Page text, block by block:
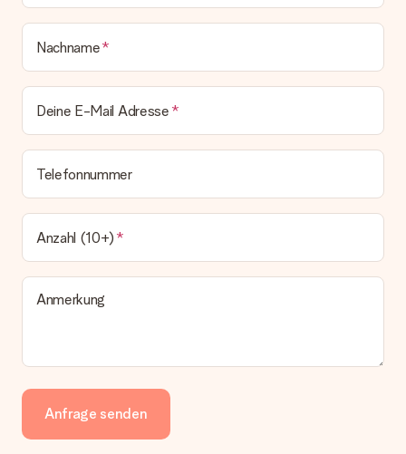
Nachname
Deine E-Mail Adresse
Telefonnummer
Anzahl (10+)
Anmerkung
Anfrage senden